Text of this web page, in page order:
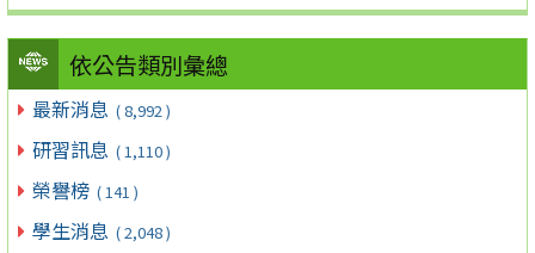
依公告類別彙總
最新消息 ( 8,992 )
研習訊息 ( 1,110 )
榮譽榜 ( 141 )
學生消息 ( 2,048 )